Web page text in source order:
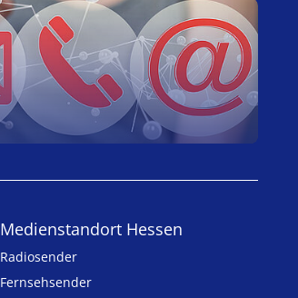
Medienstandort Hessen
Radiosender
Fernsehsender